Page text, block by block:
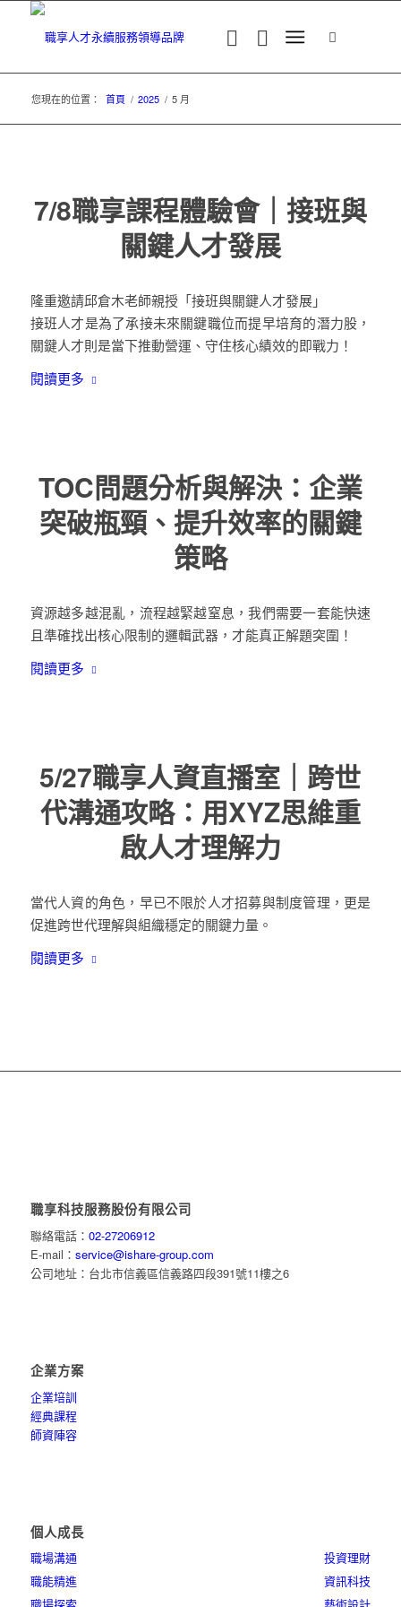
您現在的位置： 首頁 / 2025 / 5 月
7/8職享課程體驗會｜接班與
關鍵人才發展
隆重邀請邱倉木老師親授「接班與關鍵人才發展」
接班人才是為了承接未來關鍵職位而提早培育的潛力股，
關鍵人才則是當下推動營運、守住核心績效的即戰力！
閱讀更多
TOC問題分析與解決：企業
突破瓶頸、提升效率的關鍵
策略
資源越多越混亂，流程越緊越窒息，我們需要一套能快速
且準確找出核心限制的邏輯武器，才能真正解題突圍！
閱讀更多
5/27職享人資直播室｜跨世
代溝通攻略：用XYZ思維重
啟人才理解力
當代人資的角色，早已不限於人才招募與制度管理，更是
促進跨世代理解與組織穩定的關鍵力量。
閱讀更多
職享科技服務股份有限公司
聯絡電話： 02-27206912
E-mail： service@ishare-group.com
公司地址：台北市信義區信義路四段391號11樓之6
企業方案
企業培訓
經典課程
師資陣容
個人成長
職場溝通
職能精進
投資理財
資訊科技